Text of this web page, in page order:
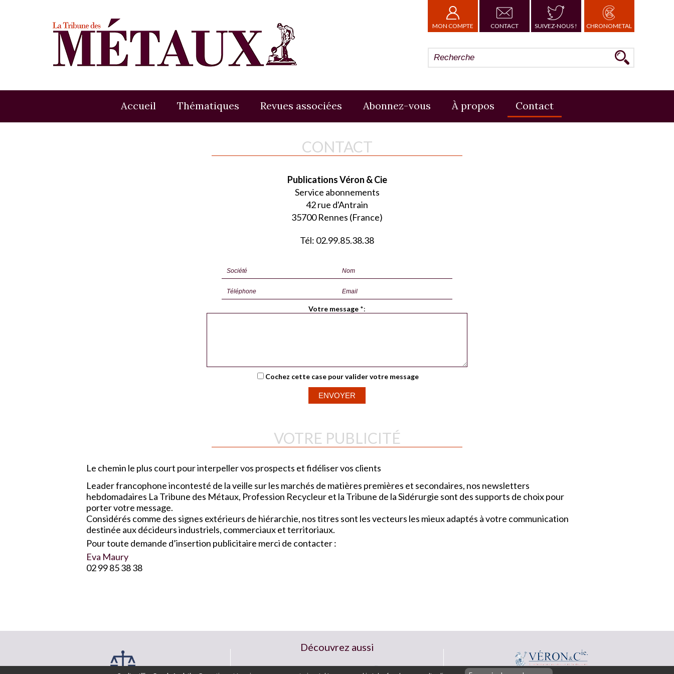
MON COMPTE CONTACT SUIVEZ-NOUS ! CHRONOMETAL
Accueil Thématiques Revues associées Abonnez-vous À propos Contact
CONTACT
Publications Véron & Cie
Service abonnements
42 rue d'Antrain
35700 Rennes (France)
Tél: 02.99.85.38.38
Votre message *:
Cochez cette case pour valider votre message
VOTRE PUBLICITÉ
Le chemin le plus court pour interpeller vos prospects et fidéliser vos clients
Leader francophone incontesté de la veille sur les marchés de matières premières et secondaires, nos newsletters
hebdomadaires La Tribune des Métaux, Profession Recycleur et la Tribune de la Sidérurgie sont des supports de choix pour
porter votre message.
Considérés comme des signes extérieurs de hiérarchie, nos titres sont les vecteurs les mieux adaptés à votre communication
destinée aux décideurs industriels, commerciaux et territoriaux.
Pour toute demande d’insertion publicitaire merci de contacter :
Eva Maury
02 99 85 38 38
Découvrez aussi